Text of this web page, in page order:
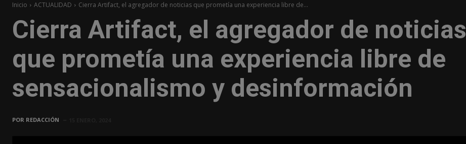
Inicio ACTUALIDAD Cierra Artifact, el agregador de noticias que prometía una experiencia libre de...
Cierra Artifact, el agregador de noticias
que prometía una experiencia libre de
sensacionalismo y desinformación
POR REDACCIÓN